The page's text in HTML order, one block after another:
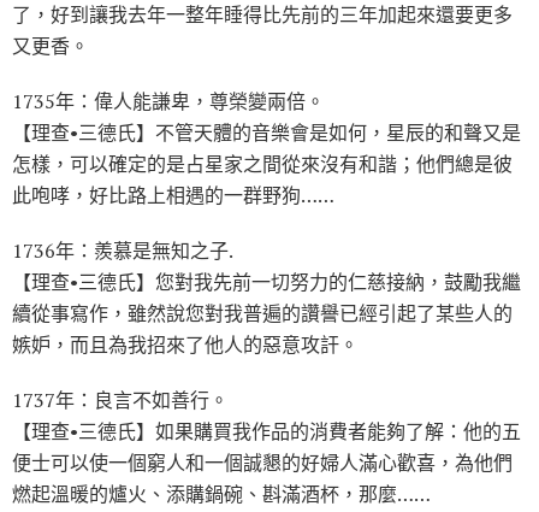
了，好到讓我去年一整年睡得比先前的三年加起來還要更多
又更香。
1735年：偉人能謙卑，尊榮變兩倍。
【理查•三德氏】不管天體的音樂會是如何，星辰的和聲又是
怎樣，可以確定的是占星家之間從來沒有和諧；他們總是彼
此咆哮，好比路上相遇的一群野狗……
1736年：羨慕是無知之子.
【理查•三德氏】您對我先前一切努力的仁慈接納，鼓勵我繼
續從事寫作，雖然說您對我普遍的讚譽已經引起了某些人的
嫉妒，而且為我招來了他人的惡意攻訐。
1737年：良言不如善行。
【理查•三德氏】如果購買我作品的消費者能夠了解：他的五
便士可以使一個窮人和一個誠懇的好婦人滿心歡喜，為他們
燃起溫暖的爐火、添購鍋碗、斟滿酒杯，那麼……